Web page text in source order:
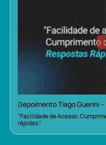
Depoimento Tiago Guerini
“Facilidade de Acesso.
rápidas.”